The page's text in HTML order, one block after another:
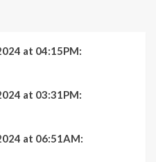
at 04:15PM:
at 03:31PM:
at 06:51AM: